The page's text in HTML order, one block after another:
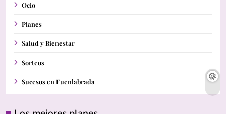
Ocio
Planes
Salud y Bienestar
Sorteos
Sucesos en Fuenlabrada